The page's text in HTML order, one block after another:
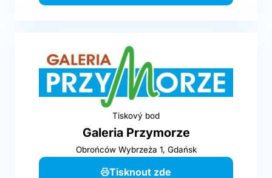
Tiskový bod
Galeria Przymorze
Obrońców Wybrzeża 1, Gdańsk
Tisknout zde